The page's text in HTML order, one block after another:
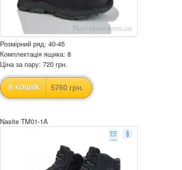
Розмірний ряд: 40-45
Комплектація ящика: 8
Ціна за пару: 720 грн.
В КОШИК 5760 грн.
Nasite TM01-1A